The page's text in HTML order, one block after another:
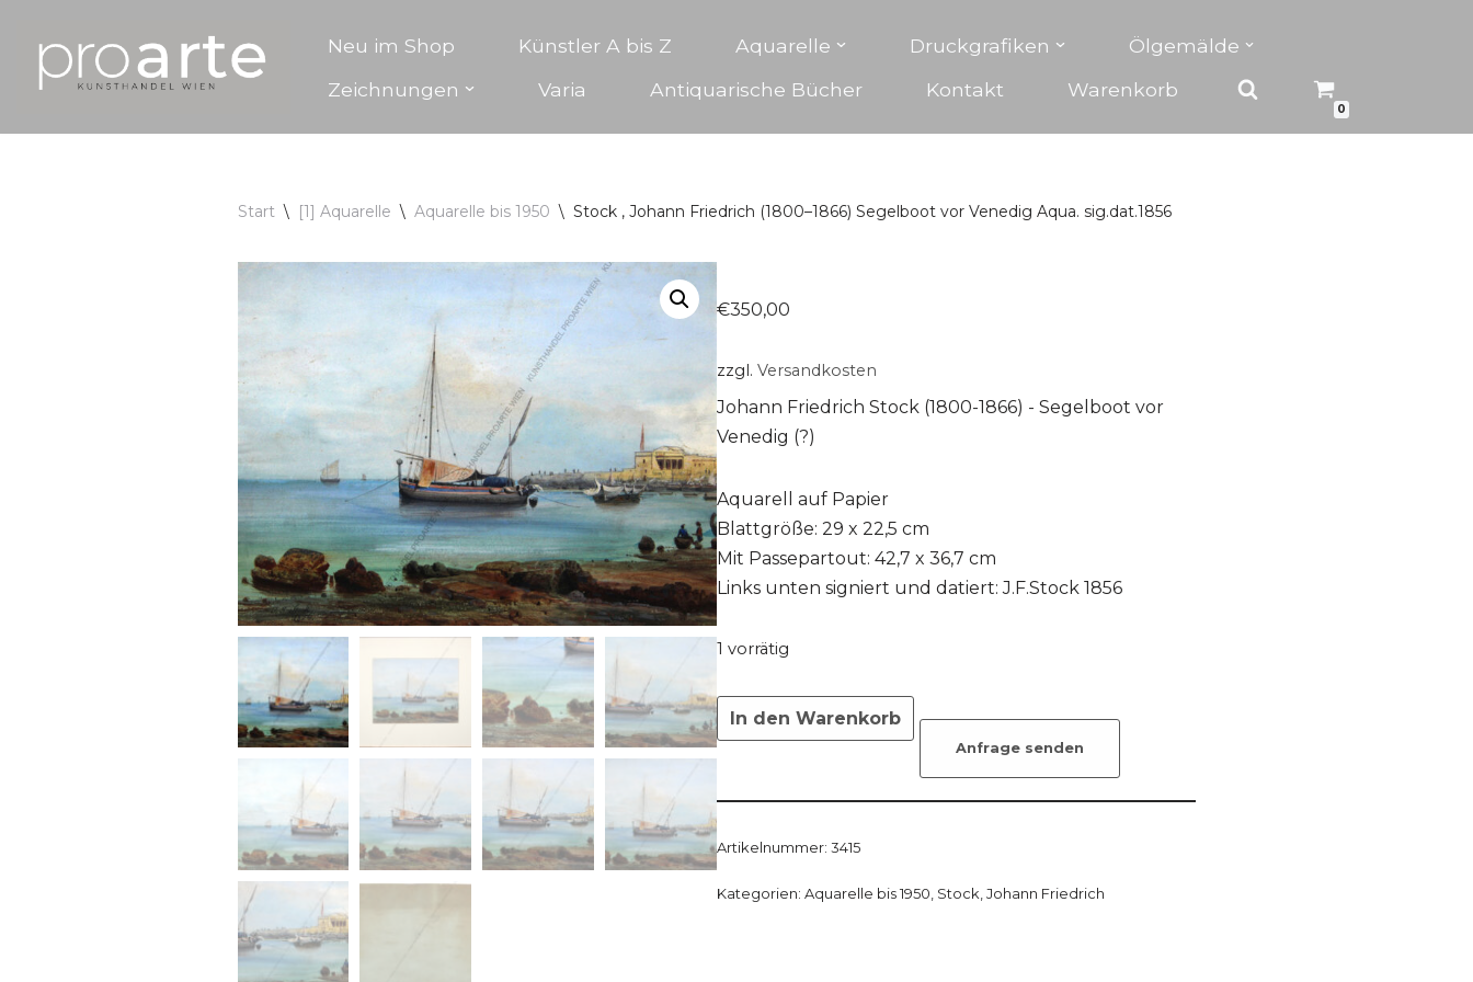
Zum
Inhalt
Neu im Shop Künstler A bis Z Aquarelle Druckgrafiken
Ölgemälde
Zeichnungen
Varia Antiquarische Bücher Kontakt Warenkorb
0
Start \ [1] Aquarelle \ Aquarelle bis 1950 \ Stock , Johann Friedrich (1800–1866) Segelboot vor Venedig Aqua. sig.dat.1856
€350,00
zzgl. Versandkosten
Johann Friedrich Stock (1800-1866) - Segelboot vor
Venedig (?)
Aquarell auf Papier
Blattgröße: 29 x 22,5 cm
Mit Passepartout: 42,7 x 36,7 cm
Links unten signiert und datiert: J.F.Stock 1856
1 vorrätig
In den Warenkorb
Anfrage senden
Artikelnummer: 3415
Kategorien: Aquarelle bis 1950 Stock, Johann Friedrich